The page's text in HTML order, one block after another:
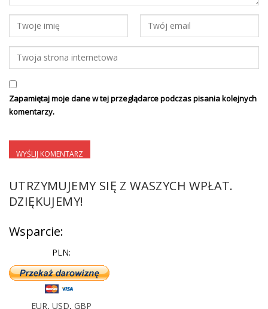
Zapamiętaj moje dane w tej przeglądarce podczas pisania kolejnych
komentarzy.
UTRZYMUJEMY SIĘ Z WASZYCH WPŁAT.
DZIĘKUJEMY!
Wsparcie:
PLN:
EUR, USD, GBP